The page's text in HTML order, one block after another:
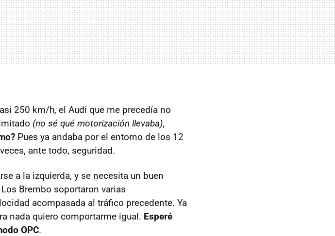
250 km/h, el Audi que me precedía no
(no sé qué motorización llevaba),
Pues ya andaba por el entorno de los 12
ante todo, seguridad.
a la izquierda, y se necesita un buen
Brembo soportaron varias
acompasada al tráfico precedente. Ya
nada quiero comportarme igual. Esperé
OPC.